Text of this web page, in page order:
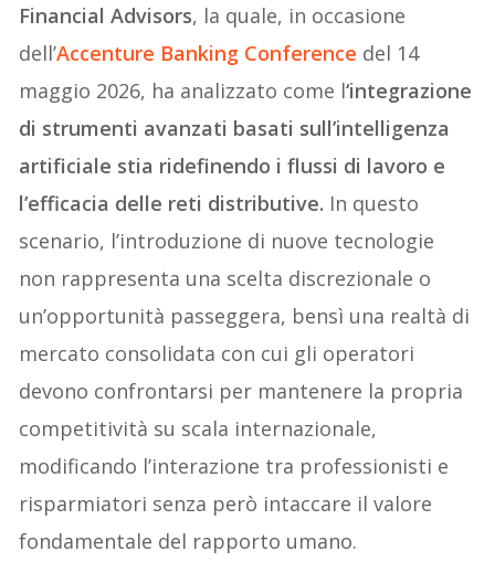
Financial Advisors, la quale, in occasione
dell’Accenture Banking Conference del 14
maggio 2026, ha analizzato come l‘integrazione
di strumenti avanzati basati sull’intelligenza
artificiale stia ridefinendo i flussi di lavoro e
l’efficacia delle reti distributive. In questo
scenario, l’introduzione di nuove tecnologie
non rappresenta una scelta discrezionale o
un’opportunità passeggera, bensì una realtà di
mercato consolidata con cui gli operatori
devono confrontarsi per mantenere la propria
competitività su scala internazionale,
modificando l’interazione tra professionisti e
risparmiatori senza però intaccare il valore
fondamentale del rapporto umano.